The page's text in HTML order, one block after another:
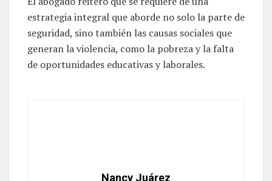
El abogado reiteró qué se requiere de una
estrategia integral que aborde no solo la parte de
seguridad, sino también las causas sociales que
generan la violencia, como la pobreza y la falta
de oportunidades educativas y laborales.